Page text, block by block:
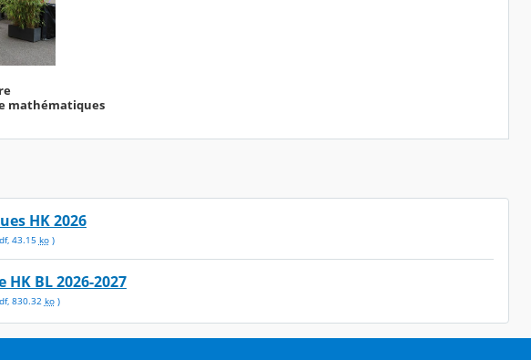
mathématiques
HK 2026
, 43.15 ko)
BL 2026-2027
, 830.32 ko)